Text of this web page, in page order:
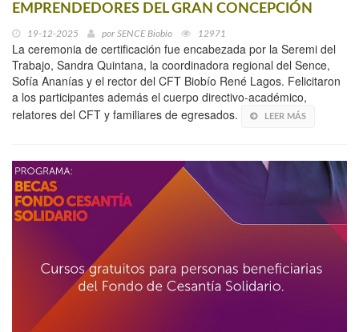
EMPRENDEDORES DEL GRAN CONCEPCIÓN
19-12-2025 por SENCE Biobío 12971
La ceremonia de certificación fue encabezada por la Seremi del
Trabajo, Sandra Quintana, la coordinadora regional del Sence,
Sofía Ananías y el rector del CFT Biobío René Lagos. Felicitaron
a los participantes además el cuerpo directivo-académico,
relatores del CFT y familiares de egresados.
LEER MÁS